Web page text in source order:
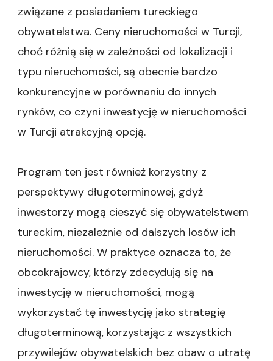
związane z posiadaniem tureckiego
obywatelstwa. Ceny nieruchomości w Turcji,
choć różnią się w zależności od lokalizacji i
typu nieruchomości, są obecnie bardzo
konkurencyjne w porównaniu do innych
rynków, co czyni inwestycję w nieruchomości
w Turcji atrakcyjną opcją.
Program ten jest również korzystny z
perspektywy długoterminowej, gdyż
inwestorzy mogą cieszyć się obywatelstwem
tureckim, niezależnie od dalszych losów ich
nieruchomości. W praktyce oznacza to, że
obcokrajowcy, którzy zdecydują się na
inwestycję w nieruchomości, mogą
wykorzystać tę inwestycję jako strategię
długoterminową, korzystając z wszystkich
przywilejów obywatelskich bez obaw o utratę